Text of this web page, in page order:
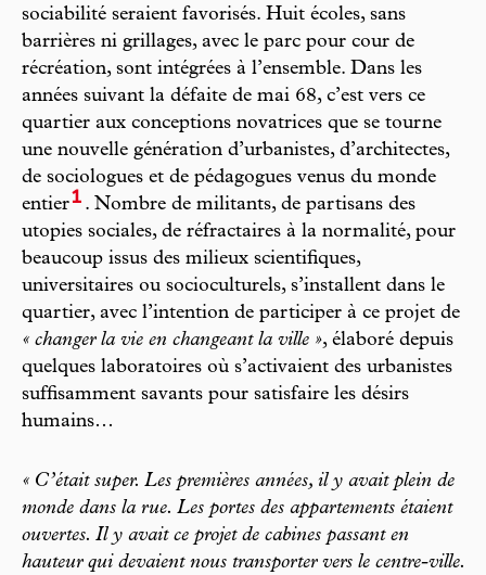
sociabilité seraient favorisés. Huit écoles, sans
barrières ni grillages, avec le parc pour cour de
récréation, sont intégrées à l’ensemble. Dans les
années suivant la défaite de mai 68, c’est vers ce
quartier aux conceptions novatrices que se tourne
une nouvelle génération d’urbanistes, d’architectes,
de sociologues et de pédagogues venus du monde
entier1 . Nombre de militants, de partisans des
utopies sociales, de réfractaires à la normalité, pour
beaucoup issus des milieux scientifiques,
universitaires ou socioculturels, s’installent dans le
quartier, avec l’intention de participer à ce projet de
« changer la vie en changeant la ville », élaboré depuis
quelques laboratoires où s’activaient des urbanistes
suffisamment savants pour satisfaire les désirs
humains…
« C’était super. Les premières années, il y avait plein de
monde dans la rue. Les portes des appartements étaient
ouvertes. Il y avait ce projet de cabines passant en
hauteur qui devaient nous transporter vers le centre-ville.